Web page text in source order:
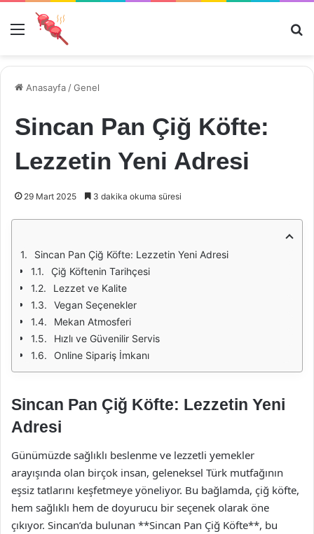
Menü
Anasayfa /Genel
Sincan Pan Çiğ Köfte:
Lezzetin Yeni Adresi
29 Mart 2025 3 dakika okuma süresi
Sincan Pan Çiğ Köfte: Lezzetin Yeni Adresi
Çiğ Köftenin Tarihçesi
Lezzet ve Kalite
Vegan Seçenekler
Mekan Atmosferi
Hızlı ve Güvenilir Servis
Online Sipariş İmkanı
Sincan Pan Çiğ Köfte: Lezzetin Yeni
Adresi
Günümüzde sağlıklı beslenme ve lezzetli yemekler
arayışında olan birçok insan, geleneksel Türk mutfağının
eşsiz tatlarını keşfetmeye yöneliyor. Bu bağlamda, çiğ köfte,
hem sağlıklı hem de doyurucu bir seçenek olarak öne
çıkıyor. Sincan’da bulunan **Sincan Pan Çiğ Köfte**, bu